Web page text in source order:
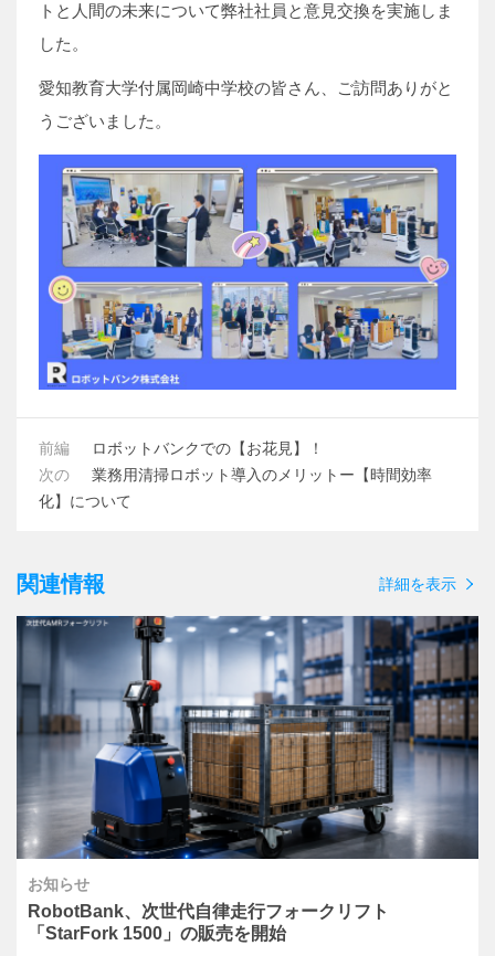
トと人間の未来について弊社社員と意見交換を実施しま
した。
愛知教育大学付属岡崎中学校の皆さん、ご訪問ありがと
うございました。
前編
ロボットバンクでの【お花見】！
次の
業務用清掃ロボット導入のメリットー【時間効率
化】について
関連情報 詳細を表示
お知らせ
RobotBank、次世代自律走行フォークリフト
「StarFork 1500」の販売を開始